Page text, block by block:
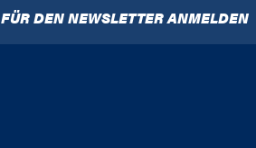
FÜR DEN NEWSLETTER ANMELDEN